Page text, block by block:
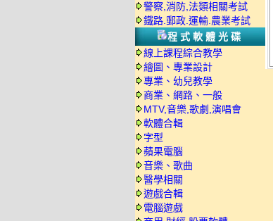
警察,消防,法類相關考試
鐵路.郵政.運輸.農業考試
程式軟體光碟
線上課程綜合教學
繪圖、專業設計
專業、幼兒教學
商業、網路、一般
MTV,音樂,歌劇,演唱會
軟體合輯
字型
蘋果電腦
音樂、歌曲
醫學相關
遊戲合輯
電腦遊戲